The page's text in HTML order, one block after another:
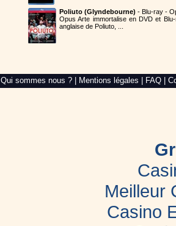
Poliuto (Glyndebourne) - Blu-ray -
Opus Arte immortalise en DVD et
anglaise de Poliuto, ...
Qui sommes nous ? | Mentions légales | FAQ |
Meilleur
Casino